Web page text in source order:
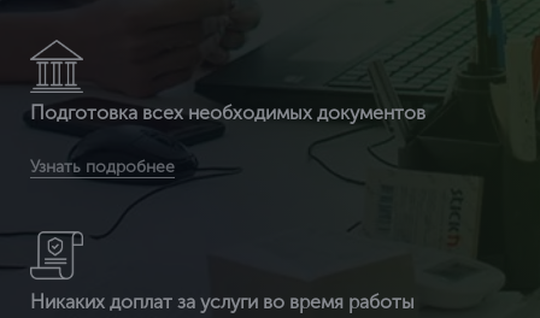
Подготовка всех необходимых документов
Вы получаете документ с 3-ой защитой. Специальные
бланки (наша компания заказывает их на производстве, где
Узнать подробнее
Никаких доплат за услуги во время работы